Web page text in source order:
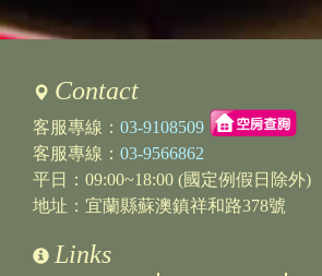
您好，我們想包11/18的住
往，想請問您們有幾個停
回覆：
我們的車庫內可停一輛，
個固定停車位。
路邊停車也很方便，謝謝。
訪客：
陳延宗
內容：
Contact
客服專線： 03-9108509
客服專線： 03-9566862
平日：09:00~18:00 (國定例假日除外)
地址：宜蘭縣蘇澳鎮祥和路378號
Links